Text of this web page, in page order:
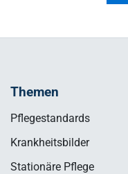
Themen
Pflegestandards
Krankheitsbilder
Stationäre Pflege